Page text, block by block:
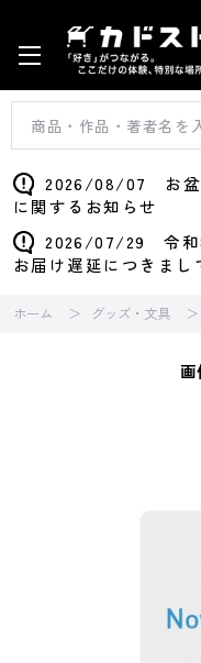
2026/08/07 お盆
に関するお知らせ
2026/07/29 令和
お届け遅延につきまし
ホーム グッズ・文具
画